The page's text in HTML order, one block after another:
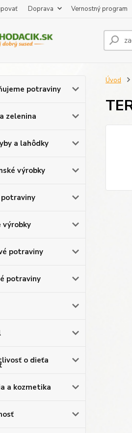
Doprava Vernostný program
potraviny
zelenina
a lahôdky
výrobky
výrobky
potraviny
potraviny
o dieťa
a kozmetika
Úvod